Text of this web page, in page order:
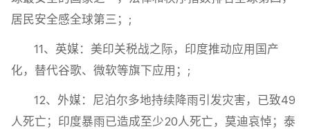
居民安全感全球第三；;
11、英媒：美印关税战之际，印度推动应用国产
化，替代谷歌、微软等旗下应用；;
12、外媒：尼泊尔多地持续降雨引发灾害，已致49
人死亡；印度暴雨已造成至少20人死亡，莫迪哀悼；泰